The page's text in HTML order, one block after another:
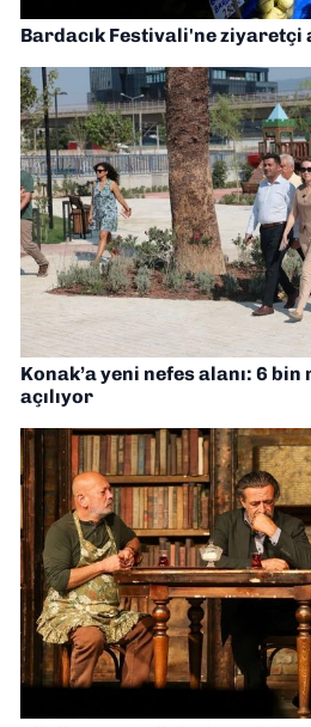
Bardacık Festivali'ne ziyaretçi
Konak’a yeni nefes alanı: 6
açılıyor